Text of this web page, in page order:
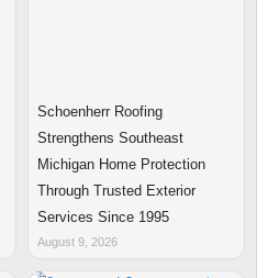
Schoenherr Roofing
Strengthens Southeast
Michigan Home Protection
Through Trusted Exterior
Services Since 1995
August 9, 2026